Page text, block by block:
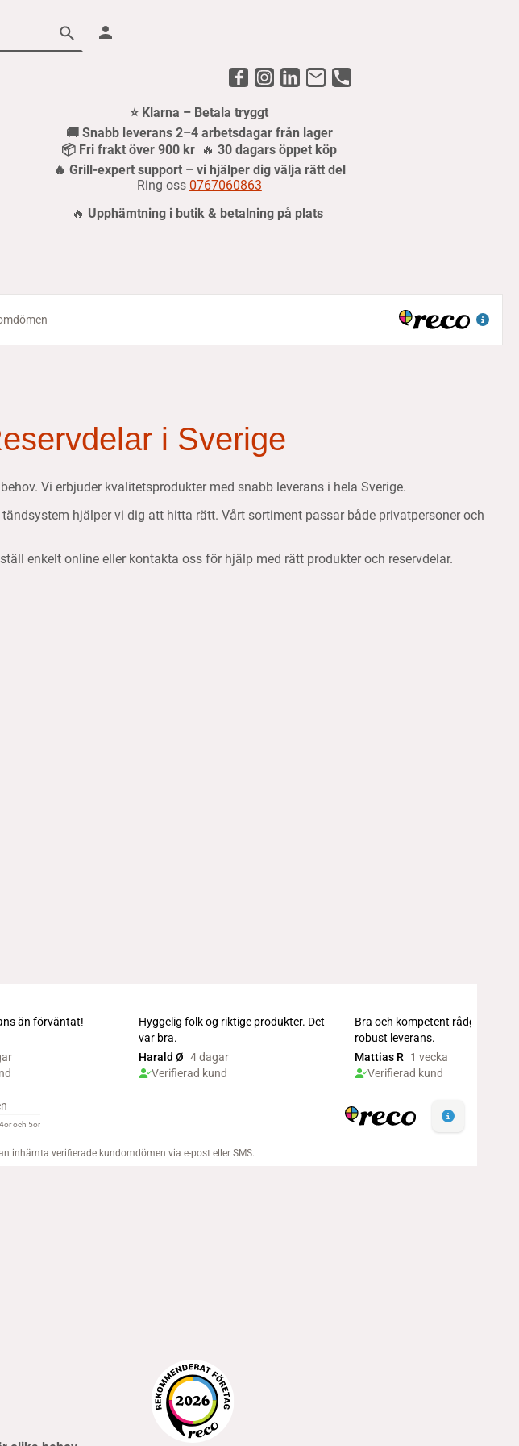
⭐ Klarna – Betala tryggt
🚚 Snabb leverans 2–4 arbetsdagar från lager
📦 Fri frakt över 900 kr 🔥30 dagars öppet köp
🔥 Grill-expert support – vi hjälper dig välja rätt del
Ring oss 0767060863
🔥 Upphämtning i butik & betalning på plats
i Sverige
Vi erbjuder kvalitetsprodukter med snabb leverans i hela Sverige.
hjälper vi dig att hitta rätt. Vårt sortiment passar både privatpersoner och
enkelt online eller kontakta oss för hjälp med rätt produkter och reservdelar.